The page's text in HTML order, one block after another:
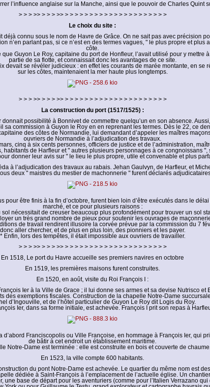
l’influence anglaise sur la Manche, ainsi que le pouvoir de Charles Quint
> > > >> > > > >> > > > > > > > > > > > > > > > > > > > > >
Le choix du site :
déjà connu sous le nom de Havre de Grâce. On ne sait pas avec précision
n’en parlant pas, si ce n’est en des termes vagues, " le plus propre et plus
côte.
que Guyon Le Roy, capitaine du port de Honfleur, l’avait utilisé pour y mettre à
partie de sa flotte, et connaissait donc les avantages de ce site.
devait se révéler judicieux : en effet les courants de marée montante, en se
sur les côtes, maintenaient la mer haute plus longtemps.
> > > >> > > > >> > > > > > > > > > > > > > > > > > > > > >
La construction du port (1517/1525) :
donnait possibilité à Bonnivet de commettre quelqu’un en son absence.
sa commission à Guyon le Roy en en reprenant les termes. Dès le 22, ce
des côtes de Normandie, lui demandant d’appeler les maîtres
ouvriers de Normandie à l’adjudication des travaux.
cinq à six cents personnes, officiers de justice et de l’administration,
habitants de Harfleur et " autres plusieurs personnages à ce congnoissans ",
donner leur avis sur " le lieu le plus propre, utile et convenable et plus
à l’adjudication des travaux au rabais. Jehan Gaulvyn, de Harfleur, et
deux " maistres du mestier de machonnerie " furent déclarés
pour être finis à la fin d’octobre, furent bien loin d’être exécutés dans le
marché, et ce pour plusieurs raisons :
nécessitait de creuser beaucoup plus profondément pour trouver un sol
un très grand nombre de pieux pour soutenir les ouvrages de
de travail rendirent illusoire la corvée prévue par la commission du 7
donc aller chercher, et de plus en plus loin, des pionniers et les payer.
* Enfin, lors des tempêtes, il était impossible aux ouvriers de travailler.
> > > >> > > > >> > > > > > > > > > > > > > > > > > > > > >
En 1518, Le port du Havre accueille ses premiers navires en octobre
En 1519, les premières maisons furent construites.
En 1520, en août, visite du Roi François I :
Ier à la Ville de Grace ; il lui donne ses armes et sa devise Nutrisco et
des exemptions fiscales. Construction de la chapelle Notre-Dame
d’Ingouville, et de l’hôtel particulier de Guyon Le Roy dit Logis du Roy.
Ier, dans sa forme initiale, est achevée. François I prit son repas à
d’abord Franciscopolis ou Ville Françoise, en hommage à François Ier, qui
de bâtir à cet endroit un établissement maritime.
Notre-Dame est terminée : elle est construite en bois et couverte de
En 1523, la ville compte 600 habitants.
du pont Notre-Dame est achevée. Le quartier du même nom est
dédiée à Saint-François à l’emplacement de l’actuelle église. Un
une base de départ pour les aventuriers (comme pour l’Italien Verrazano qui